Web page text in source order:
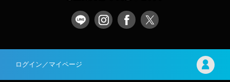
ログイン／マイページ